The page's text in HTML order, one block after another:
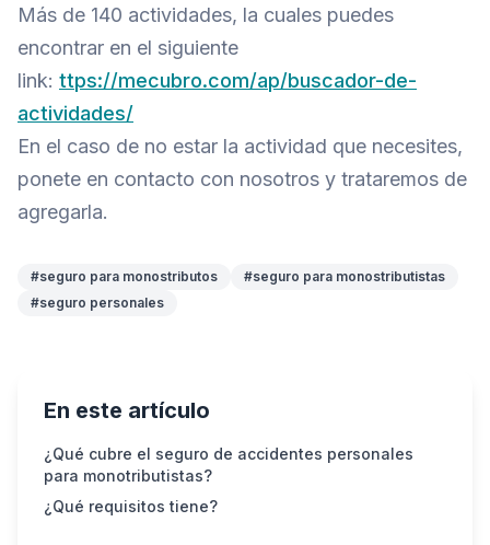
Más de 140 actividades, la cuales puedes
encontrar en el siguiente
link: ttps://mecubro.com/ap/buscador-de-
actividades/
En el caso de no estar la actividad que necesites,
ponete en contacto con nosotros y trataremos de
agregarla.
#seguro para monostributos
#seguro para monostributistas
#seguro personales
En este artículo
¿Qué cubre el seguro de accidentes personales
para monotributistas?
¿Qué requisitos tiene?